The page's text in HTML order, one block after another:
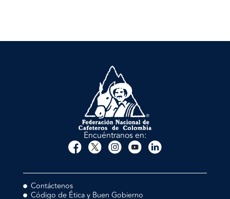
Encuéntranos en:
Contáctenos
Código de Ética y Buen Gobierno